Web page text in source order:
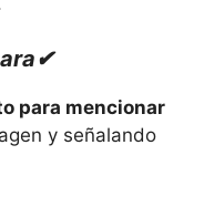
para mencionar
y señalando